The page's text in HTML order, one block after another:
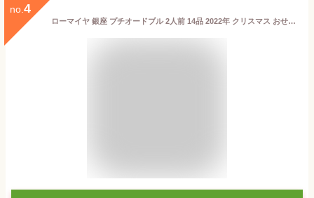
no. 4
ローマイヤ 銀座 プチオードブル 2人前 14品 2022年 クリスマス おせち お節料理 (12月24日着)